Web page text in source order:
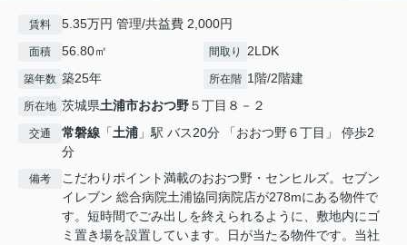
賃料 5.35万円 管理/共益費 2,000円
面積 56.80㎡ 間取り 2LDK
築年数 築25年 所在階 1階/2階建
所在地 茨城県土浦市おおつ野５丁目８－２
交通 常磐線 「土浦 」駅 バス20分 「おおつ野６丁目」 停歩2
分
備考
こだわりポイント満載のおおつ野・センヒルズ。セブン
イレブン 総合病院土浦協同病院店が278mにある物件で
す。短時間でごみ出しを終えられるように、敷地内にゴ
ミ置き場を設置しています。日が当たる物件です。当社